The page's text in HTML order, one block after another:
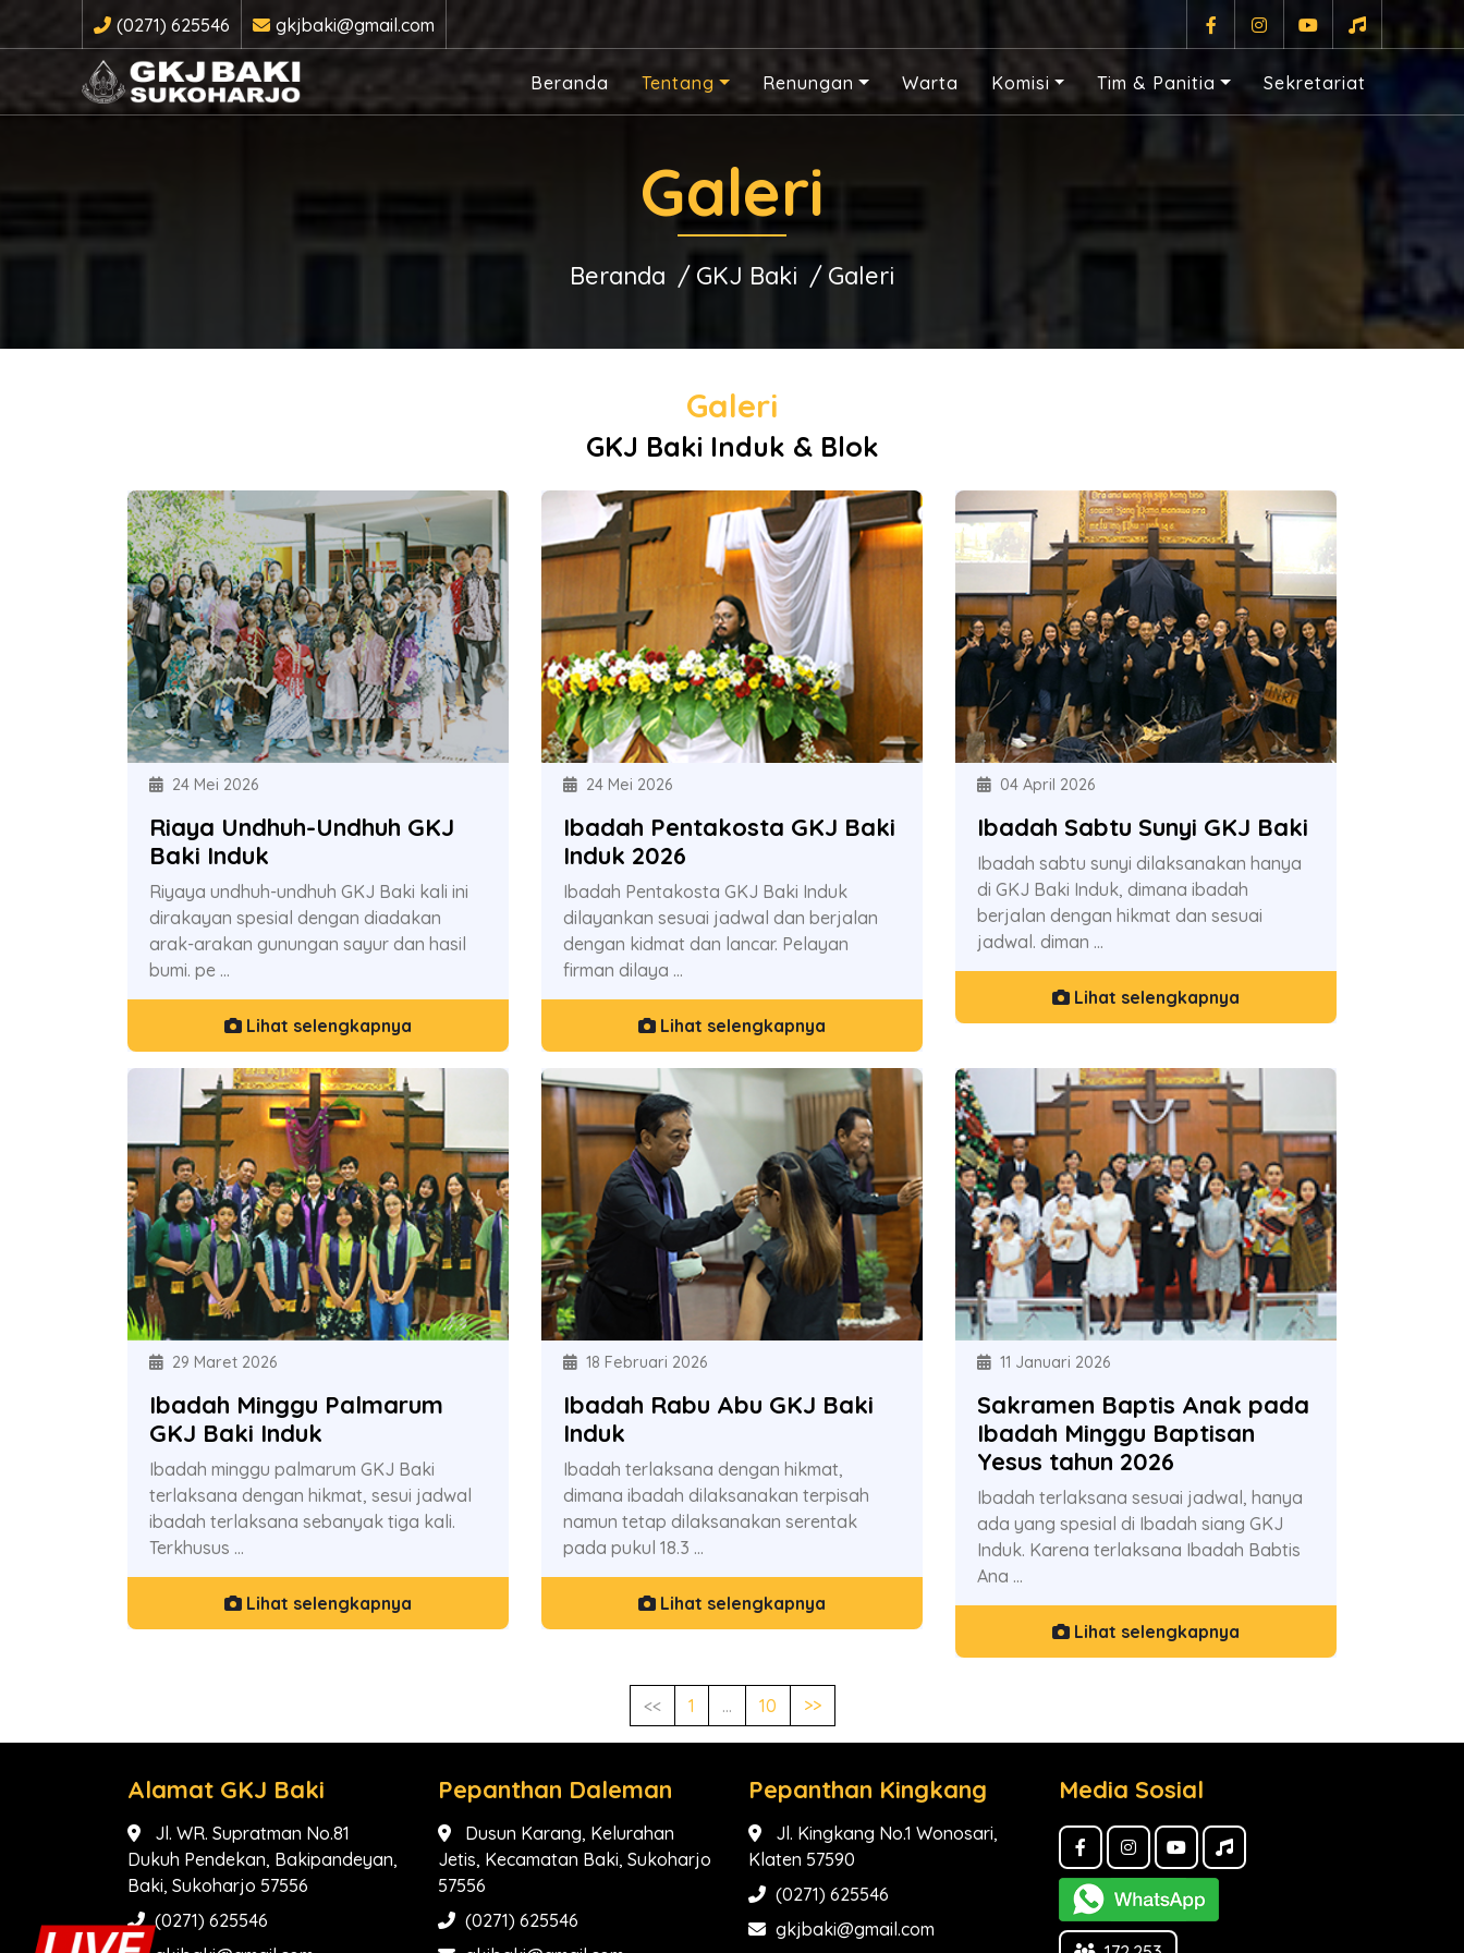
(0271) 625546 gkjbaki@gmail.com
Beranda Tentang Renungan Warta Komisi Tim & Panitia Sekretariat
Galeri
Beranda GKJ Baki Galeri
Galeri
GKJ Baki Induk & Blok
24 Mei 2026
Riaya Undhuh-Undhuh GKJ
Baki Induk
Riyaya undhuh-undhuh GKJ Baki kali ini
dirakayan spesial dengan diadakan
arak-arakan gunungan sayur dan hasil
bumi. pe ...
Lihat selengkapnya
24 Mei 2026
Ibadah Pentakosta GKJ Baki
Induk 2026
Ibadah Pentakosta GKJ Baki Induk
dilayankan sesuai jadwal dan berjalan
dengan kidmat dan lancar. Pelayan
firman dilaya ...
Lihat selengkapnya
04 April 2026
Ibadah Sabtu Sunyi GKJ Baki
Ibadah sabtu sunyi dilaksanakan hanya
di GKJ Baki Induk, dimana ibadah
berjalan dengan hikmat dan sesuai
jadwal. diman ...
Lihat selengkapnya
29 Maret 2026
Ibadah Minggu Palmarum
GKJ Baki Induk
Ibadah minggu palmarum GKJ Baki
terlaksana dengan hikmat, sesui jadwal
ibadah terlaksana sebanyak tiga kali.
Terkhusus ...
Lihat selengkapnya
18 Februari 2026
Ibadah Rabu Abu GKJ Baki
Induk
Ibadah terlaksana dengan hikmat,
dimana ibadah dilaksanakan terpisah
namun tetap dilaksanakan serentak
pada pukul 18.3 ...
Lihat selengkapnya
11 Januari 2026
Sakramen Baptis Anak pada
Ibadah Minggu Baptisan
Yesus tahun 2026
Ibadah terlaksana sesuai jadwal, hanya
ada yang spesial di Ibadah siang GKJ
Induk. Karena terlaksana Ibadah Babtis
Ana ...
Lihat selengkapnya
<< 1 ... 10 >>
Alamat GKJ Baki
Jl. WR. Supratman No.81
Dukuh Pendekan, Bakipandeyan,
Baki, Sukoharjo 57556
(0271) 625546
Pepanthan Daleman
Dusun Karang, Kelurahan
Jetis, Kecamatan Baki, Sukoharjo
57556
(0271) 625546
Pepanthan Kingkang
Jl. Kingkang No.1 Wonosari,
Klaten 57590
(0271) 625546
gkjbaki@gmail.com
Media Sosial